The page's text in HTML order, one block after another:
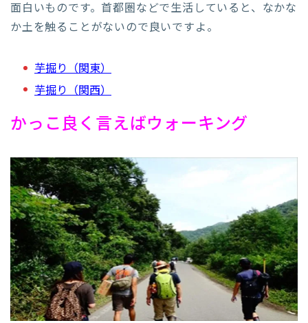
面白いものです。首都圏などで生活していると、なかな
か土を触ることがないので良いですよ。
芋掘り（関東）
芋掘り（関西）
かっこ良く言えばウォーキング